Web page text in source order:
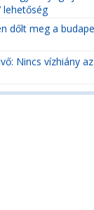
lehetőség
dőlt meg a
Nincs vízhiány az